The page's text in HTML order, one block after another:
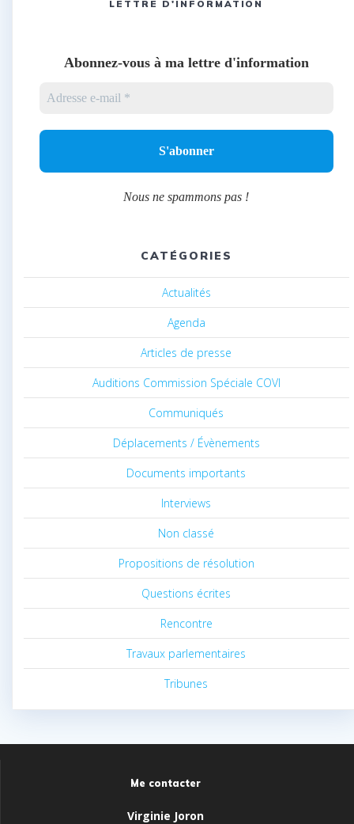
LETTRE D'INFORMATION
Abonnez-vous à ma lettre d'information
Nous ne spammons pas !
CATÉGORIES
Actualités
Agenda
Articles de presse
Auditions Commission Spéciale COVI
Communiqués
Déplacements / Évènements
Documents importants
Interviews
Non classé
Propositions de résolution
Questions écrites
Rencontre
Travaux parlementaires
Tribunes
Me contacter
Virginie Joron